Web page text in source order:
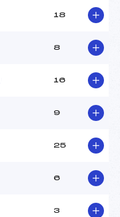
30
BIEOU (CA)
MOURARET (CA)
MORCHIO (CA)
18
8
16
9
25
6
3